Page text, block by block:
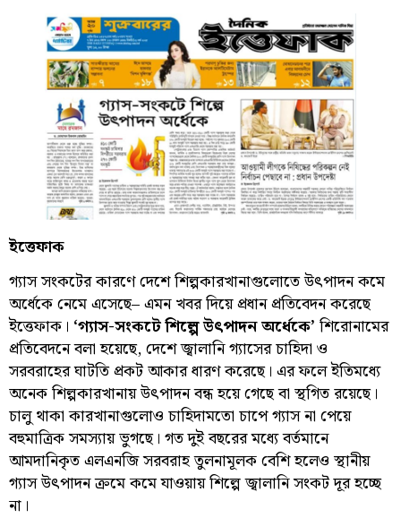
ইত্তেফাক
গ্যাস সংকটের কারণে দেশে শিল্পকারখানাগুলোতে উৎপাদন কমে
অর্ধেকে নেমে এসেছে– এমন খবর দিয়ে প্রধান প্রতিবেদন করেছে
ইত্তেফাক। ‘গ্যাস-সংকটে শিল্পে উৎপাদন অর্ধেকে’ শিরোনামের
প্রতিবেদনে বলা হয়েছে, দেশে জ্বালানি গ্যাসের চাহিদা ও
সরবরাহের ঘাটতি প্রকট আকার ধারণ করেছে। এর ফলে ইতিমধ্যে
অনেক শিল্পকারখানায় উৎপাদন বন্ধ হয়ে গেছে বা স্থগিত রয়েছে।
চালু থাকা কারখানাগুলোও চাহিদামতো চাপে গ্যাস না পেয়ে
বহুমাত্রিক সমস্যায় ভুগছে। গত দুই বছরের মধ্যে বর্তমানে
আমদানিকৃত এলএনজি সরবরাহ তুলনামূলক বেশি হলেও স্থানীয়
গ্যাস উৎপাদন ক্রমে কমে যাওয়ায় শিল্পে জ্বালানি সংকট দূর হচ্ছে
না।